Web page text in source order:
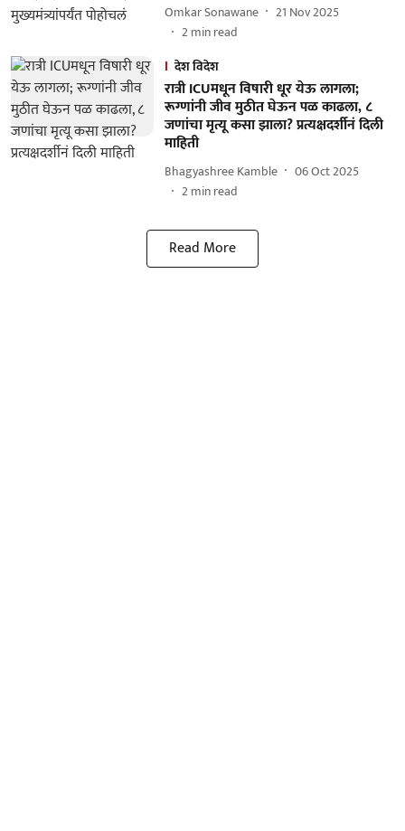
Omkar Sonawane
21 Nov 2025
2min read
देश विदेश
रात्री ICUमधून विषारी धूर येऊ लागला;
रूग्णांनी जीव मुठीत घेऊन पळ काढला, ८
जणांचा मृत्यू कसा झाला? प्रत्यक्षदर्शीनं दिली
माहिती
Bhagyashree Kamble
06 Oct 2025
2min read
Read More